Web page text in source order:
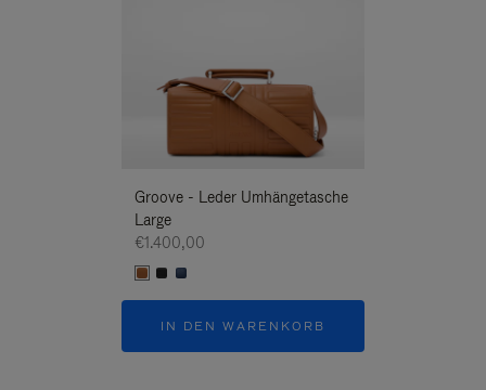
Groove - Leder Umhängetasche
Large
€1.400,00
IN DEN WARENKORB